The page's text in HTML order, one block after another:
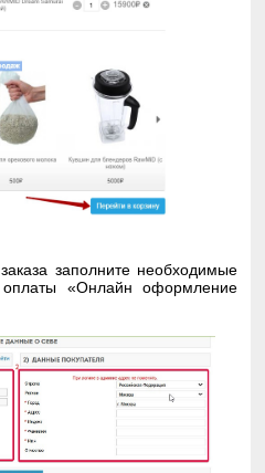
заполните необходимые
«Онлайн оформление